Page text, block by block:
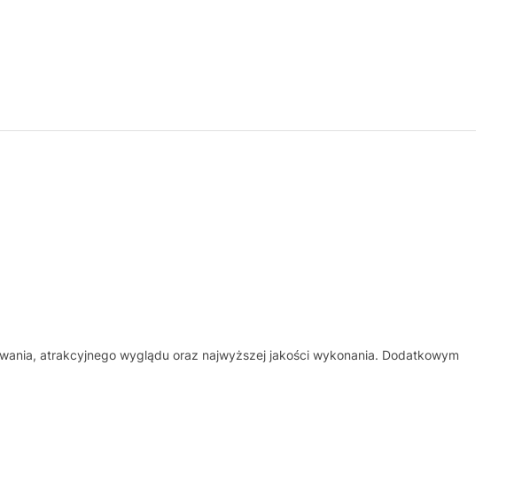
atrakcyjnego wyglądu oraz najwyższej jakości wykonania. Dodatkowym